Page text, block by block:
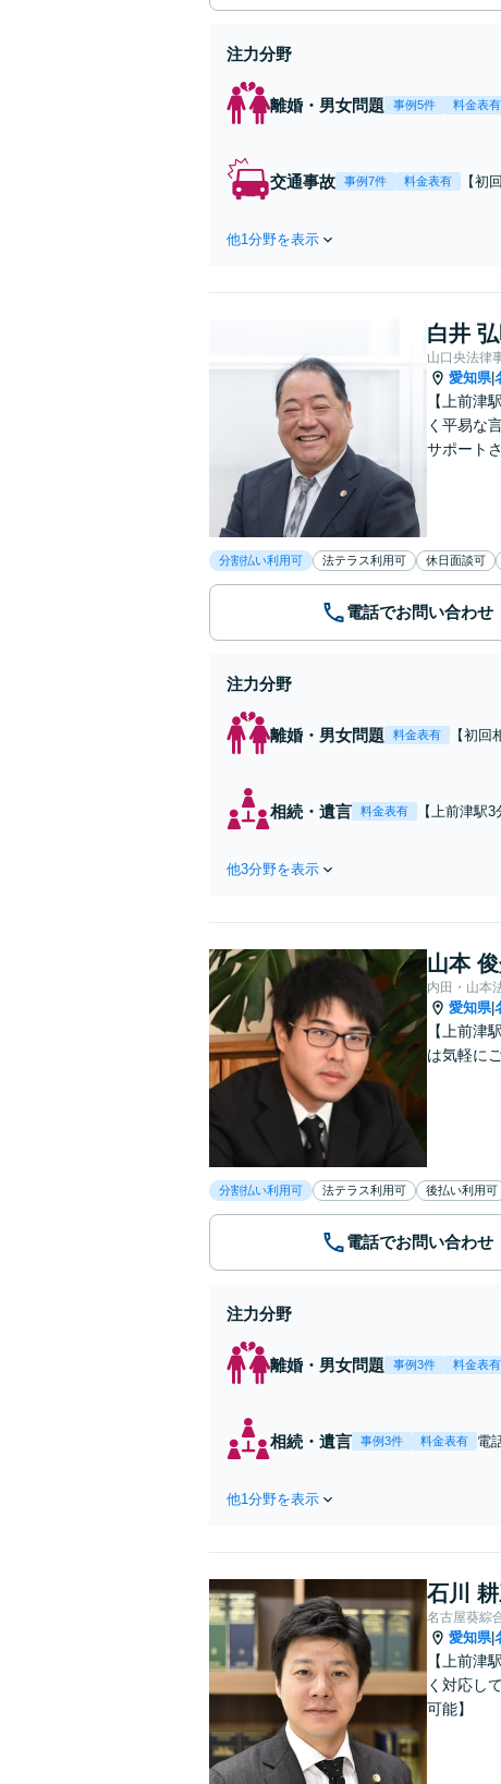
注力分野
離婚・男女問題 事例5件 料金表有
交通事故 事例7件 料金表有
【初
他1分野を表示
白井
山口央法律
愛知県|
【上前津
く平易な
サポート
分割払い利用可 法テラス利用可 休日面談可
電話でお問い合わせ
注力分野
離婚・男女問題 料金表有
【初
相続・遺言 料金表有
【上前津駅
他3分野を表示
山本
内田・山本
愛知県|
【上前津
は気軽に
分割払い利用可 法テラス利用可 後払い利用可
電話でお問い合わせ
注力分野
離婚・男女問題 事例3件 料金表有
相続・遺言 事例3件 料金表有
電
他1分野を表示
石川
名古屋葵綜
愛知県|
【上前津
く対応し
可能】